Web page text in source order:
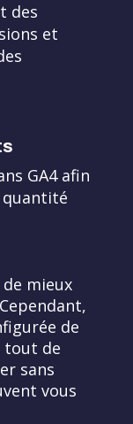
des
et
GA4 afin
quantité
mieux
de
tout de
sans
vous